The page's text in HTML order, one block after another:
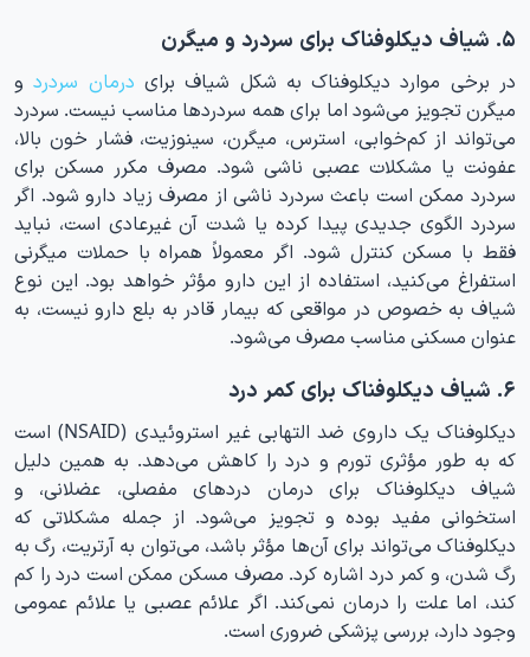
۵. شیاف دیکلوفناک برای سردرد و میگرن
در برخی موارد دیکلوفناک به شکل شیاف برای درمان سردردو
میگرن تجویز می‌شود اما برای همه سردردها مناسب نیست. سردرد
می‌تواند از کم‌خوابی، استرس، میگرن، سینوزیت، فشار خون بالا،
عفونت یا مشکلات عصبی ناشی شود. مصرف مکرر مسکن برای
سردرد ممکن است باعث سردرد ناشی از مصرف زیاد دارو شود. اگر
سردرد الگوی جدیدی پیدا کرده یا شدت آن غیرعادی است، نباید
فقط با مسکن کنترل شود. اگر معمولاً همراه با حملات میگرنی
استفراغ می‌کنید، استفاده از این دارو مؤثر خواهد بود. این نوع
شیاف به خصوص در مواقعی که بیمار قادر به بلع دارو نیست، به
عنوان مسکنی مناسب مصرف می‌شود.
۶. شیاف دیکلوفناک برای کمر درد
دیکلوفناک یک داروی ضد التهابی غیر استروئیدی (NSAID) است
که به طور مؤثری تورم و درد را کاهش می‌دهد. به همین دلیل
شیاف دیکلوفناک برای درمان دردهای مفصلی، عضلانی، و
استخوانی مفید بوده و‌ تجویز می‌شود. از جمله مشکلاتی که
دیکلوفناک می‌تواند برای آن‌ها مؤثر باشد، می‌توان به آرتریت، رگ به
رگ شدن، و کمر درد اشاره کرد. مصرف مسکن ممکن است درد را کم
کند، اما علت را درمان نمی‌کند. اگر علائم عصبی یا علائم عمومی
وجود دارد، بررسی پزشکی ضروری است.